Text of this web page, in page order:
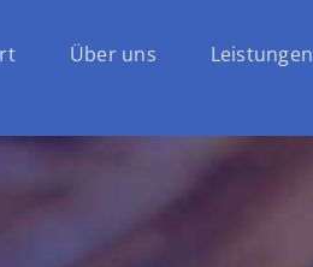
Über uns Leistungen